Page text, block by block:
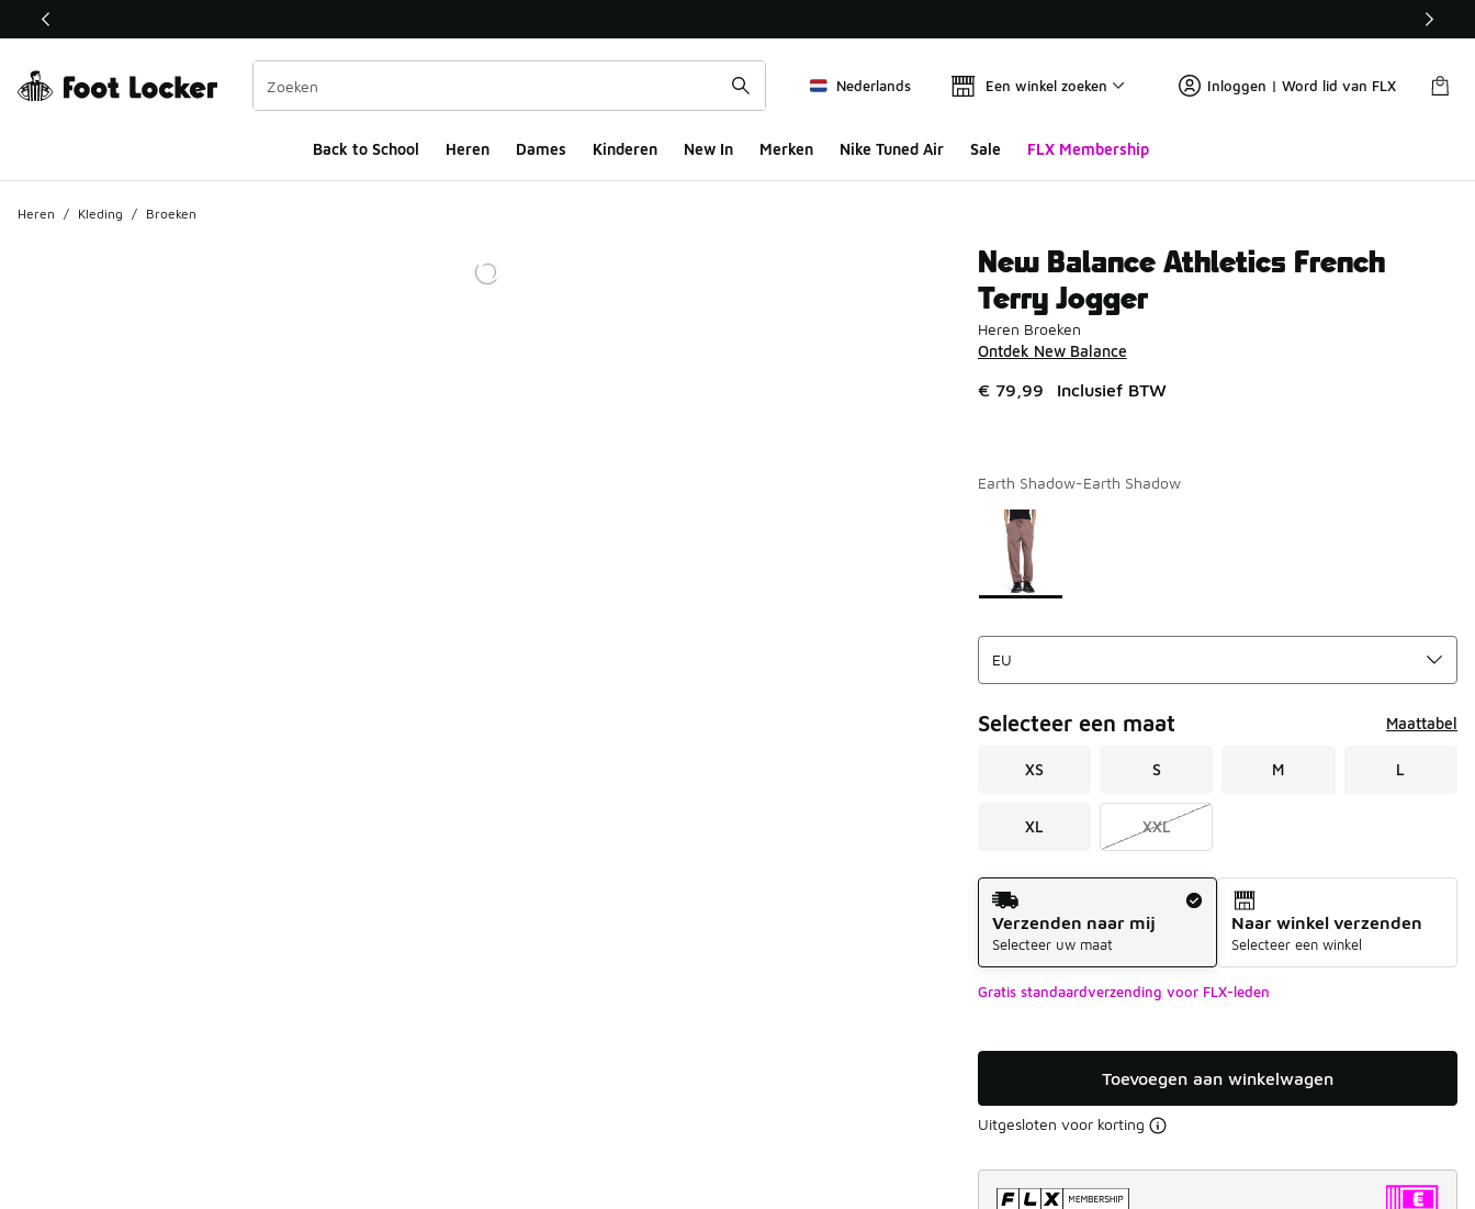
Deze link wordt geopend in een nieuw venster
Nederlands Een winkel zoeken Inloggen | Word lid van FLX
Back to School Heren Dames Kinderen New In Merken Nike Tuned Air Sale FLX Membership
Heren / Kleding / Broeken
New Balance Athletics French
Terry Jogger
Heren Broeken
Ontdek New Balance
€ 79,99 Inclusief BTW
Earth Shadow-Earth Shadow
Pagina 1 van 1 met 1 tot 1 van 1 kleuren.
Kies een model
Selecteer een maat Maattabel
XS S M L
XL XXL
Verzendmethode
Verzenden naar mij
Selecteer uw maat
Naar winkel verzenden
Selecteer een winkel
Gratis standaardverzending voor FLX-leden
Toevoegen aan winkelwagen
Uitgesloten voor korting